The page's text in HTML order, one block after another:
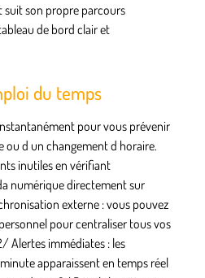
son propre parcours
de bord clair et
du temps
pour vous prévenir
ou d un changement d horaire.
inutiles en vérifiant
numérique directement sur
externe: vous pouvez
pour centraliser tous vos
Alertes immédiates : les
apparaissent en temps réel